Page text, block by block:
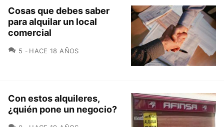
Cosas que debes saber
para alquilar un local
comercial
5 COMENTARIOS
HACE 18 AÑOS
Con estos alquileres,
¿quién pone un negocio?